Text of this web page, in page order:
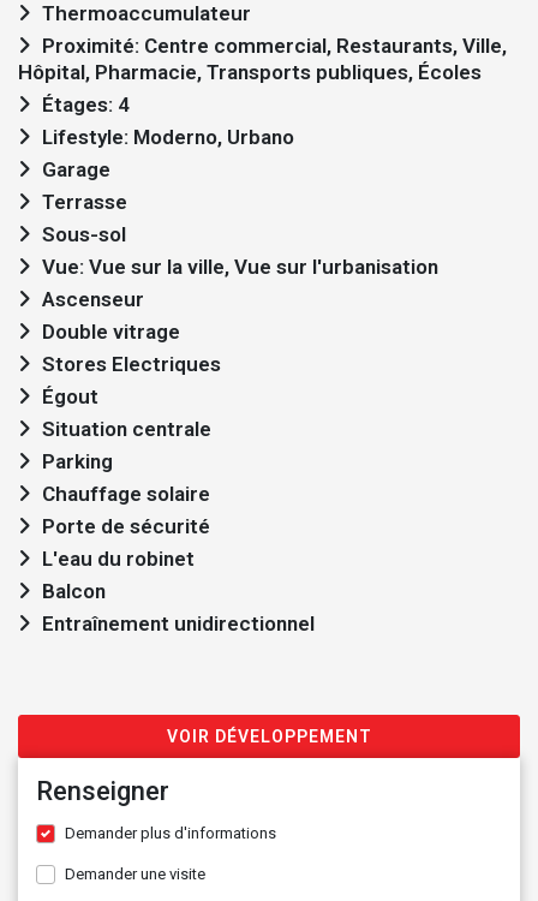
Thermoaccumulateur
Hôpital, Pharmacie, Transports publiques, Écoles
Étages: 4
Lifestyle: Moderno, Urbano
Garage
Terrasse
Sous-sol
Vue: Vue sur la ville, Vue sur l'urbanisation
Ascenseur
Double vitrage
Stores Electriques
Égout
Situation centrale
Parking
Chauffage solaire
Porte de sécurité
L'eau du robinet
Balcon
Entraînement unidirectionnel
VOIR DÉVELOPPEMENT
Renseigner
Demander plus d'informations
Demander une visite